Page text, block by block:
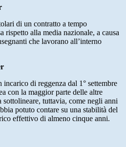
di un contratto a tempo
rispetto alla media nazionale, a causa
che lavorano all’interno
di reggenza dal 1° settembre
con la maggior parte delle altre
tuttavia, come negli anni
potuto contare su una stabilità del
effettivo di almeno cinque anni.